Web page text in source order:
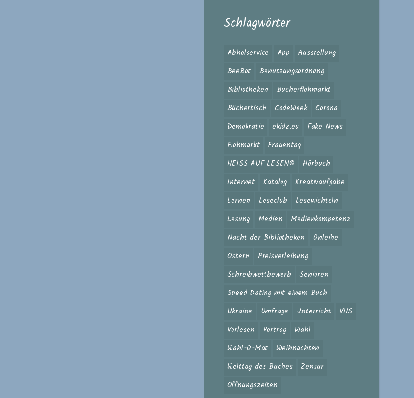
Schlagwörter
Abholservice App
Ausstellung
BeeBot
Benutzungsordnung
Bibliotheken
Bücherflohmarkt
Büchertisch
CodeWeek
Corona
Demokratie
ekidz.eu
Fake News
Flohmarkt
Frauentag
HEISS AUF LESEN©
Hörbuch
Internet
Katalog
Kreativaufgabe
Lernen
Leseclub
Lesewichteln
Lesung
Medien
Medienkompetenz
Nacht der Bibliotheken
Onleihe
Ostern
Preisverleihung
Schreibwettbewerb
Senioren
Speed Dating mit einem Buch
Ukraine
Umfrage Unterricht
VHS
Vorlesen
Vortrag
Wahl
Wahl-O-Mat
Weihnachten
Welttag des Buches
Zensur
Öffnungszeiten